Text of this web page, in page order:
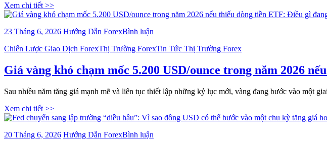
100%
năm
nhưng
lại
đứng
cuối
bảng:
đang
sự
Xem chi tiết >>
23 Tháng 6, 2026 Hướng Dẫn ForexBình luận
Giá
khó
chạm
5.200
trong
năm
nếu
Categories
Chiến Lược Giao Dịch ForexThị Trường ForexTin Tức Thị Trường Forex
Giá vàng khó chạm mốc 5.200 USD/ounce trong năm 2026
Sau nhiều năm tăng giá mạnh mẽ và liên tục thiết lập những kỷ lục mới, vàng đang bước vào một
Xem chi tiết >>
20 Tháng 6, 2026 Hướng Dẫn ForexBình luận